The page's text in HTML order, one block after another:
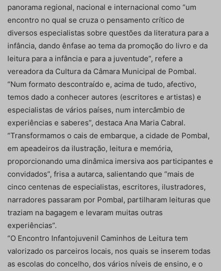
panorama regional, nacional e internacional como “um
encontro no qual se cruza o pensamento crítico de
diversos especialistas sobre questões da literatura para a
infância, dando ênfase ao tema da promoção do livro e da
leitura para a infância e para a juventude”, refere a
vereadora da Cultura da Câmara Municipal de Pombal.
“Num formato descontraído e, acima de tudo, afectivo,
temos dado a conhecer autores (escritores e artistas) e
especialistas de vários países, num intercâmbio de
experiências e saberes”, destaca Ana Maria Cabral.
“Transformamos o cais de embarque, a cidade de Pombal,
em apeadeiros da ilustração, leitura e memória,
proporcionando uma dinâmica imersiva aos participantes e
convidados”, frisa a autarca, salientando que “mais de
cinco centenas de especialistas, escritores, ilustradores,
narradores passaram por Pombal, partilharam leituras que
traziam na bagagem e levaram muitas outras
experiências”.
“O Encontro Infantojuvenil Caminhos de Leitura tem
valorizado os parceiros locais, nos quais se inserem todas
as escolas do concelho, dos vários níveis de ensino, e o